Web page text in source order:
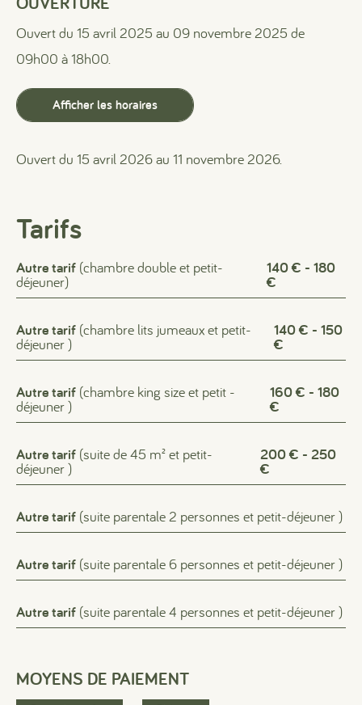
Ouvert du 15 avril 2025 au 09 novembre 2025 de
09h00 à 18h00.
Afficher les horaires
Ouvert du 15 avril 2026 au 11 novembre 2026.
Tarifs
Autre tarif (chambre double et petit-
déjeuner)
140 € - 180
€
Autre tarif (chambre lits jumeaux et petit-
déjeuner )
140 € - 150
€
Autre tarif (chambre king size et petit -
déjeuner )
160 € - 180
€
Autre tarif (suite de 45 m² et petit-
déjeuner )
200 € - 250
€
Autre tarif (suite parentale 2 personnes et petit-déjeuner )
Autre tarif (suite parentale 6 personnes et petit-déjeuner )
Autre tarif (suite parentale 4 personnes et petit-déjeuner )
MOYENS DE PAIEMENT